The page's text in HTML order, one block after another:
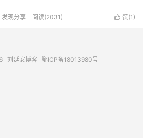
 赞(1 )
发现分享 阅读(2031)
刘延安博客 鄂ICP备18013980号